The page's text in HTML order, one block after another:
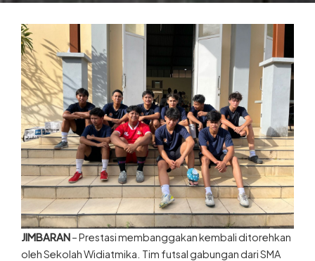
JIMBARAN– Prestasi membanggakan kembali ditorehkan
oleh Sekolah Widiatmika. Tim futsal gabungan dari SMA